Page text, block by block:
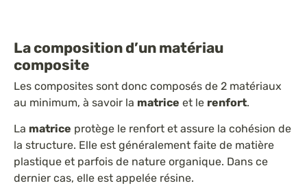
La composition d’un matériau
composite
Les composites sont donc composés de 2 matériaux
au minimum, à savoir la matrice et le renfort.
La matrice protège le renfort et assure la cohésion de
la structure. Elle est généralement faite de matière
plastique et parfois de nature organique. Dans ce
dernier cas, elle est appelée résine.